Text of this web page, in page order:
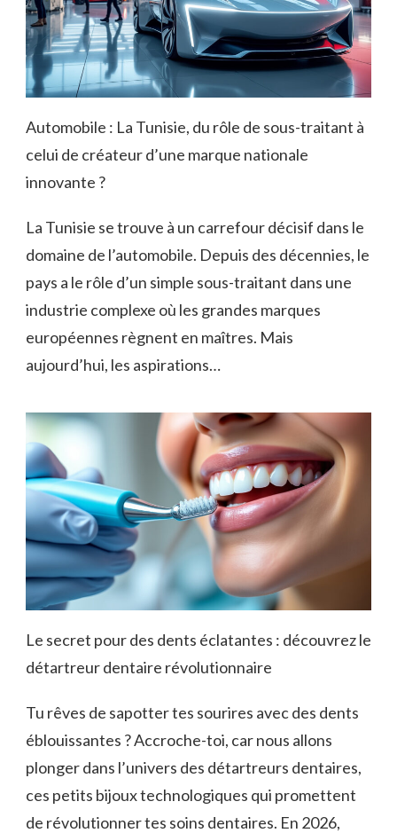
Automobile : La Tunisie, du rôle de sous-traitant à
celui de créateur d’une marque nationale
innovante ?
La Tunisie se trouve à un carrefour décisif dans le
domaine de l’automobile. Depuis des décennies, le
pays a le rôle d’un simple sous-traitant dans une
industrie complexe où les grandes marques
européennes règnent en maîtres. Mais
aujourd’hui, les aspirations…
Le secret pour des dents éclatantes : découvrez le
détartreur dentaire révolutionnaire
Tu rêves de sapotter tes sourires avec des dents
éblouissantes ? Accroche-toi, car nous allons
plonger dans l’univers des détartreurs dentaires,
ces petits bijoux technologiques qui promettent
de révolutionner tes soins dentaires. En 2026,